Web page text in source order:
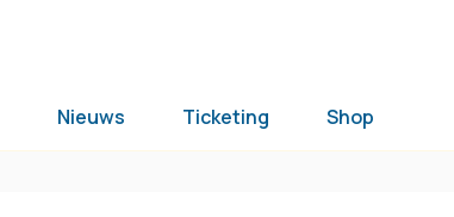
Nieuws Ticketing Shop